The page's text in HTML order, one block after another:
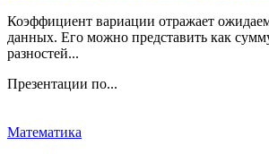
Коэффициент вариации отражает
данных. Его можно представить как
разностей...
Презентации по...
Математика